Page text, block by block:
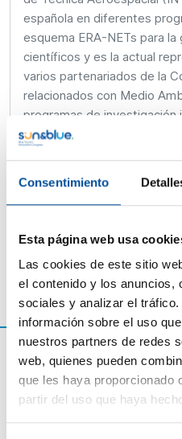
Consentimiento
Esta página web usa
Las cookies de este sitio
el contenido y los anuncios,
sociales y analizar el
información sobre el uso
nuestros partners de redes
web, quienes pueden
que les haya proporcionado
partir del uso que haya
española en diferentes
esquema ERA-NETs para
científicos y es la actual
varios partenariados de la
relacionados con Medio
programas de investigación
bilaterales/multilaterales en
través de la AEI. Tiene
pilas de combustible/
Técnica Aeroespacial